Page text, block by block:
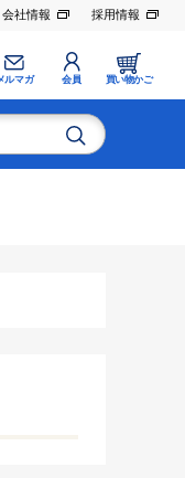
会社情報 採用情報
ルマガ 会員 買い物かご